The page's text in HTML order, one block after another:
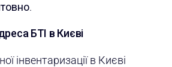
.
БТІ в Києві
інвентаризації в Києві